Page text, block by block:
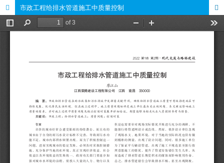
市政工程给排水管道施工中质量控制